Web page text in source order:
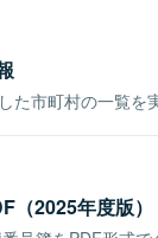
た市町村の一覧を
（2025年度版）